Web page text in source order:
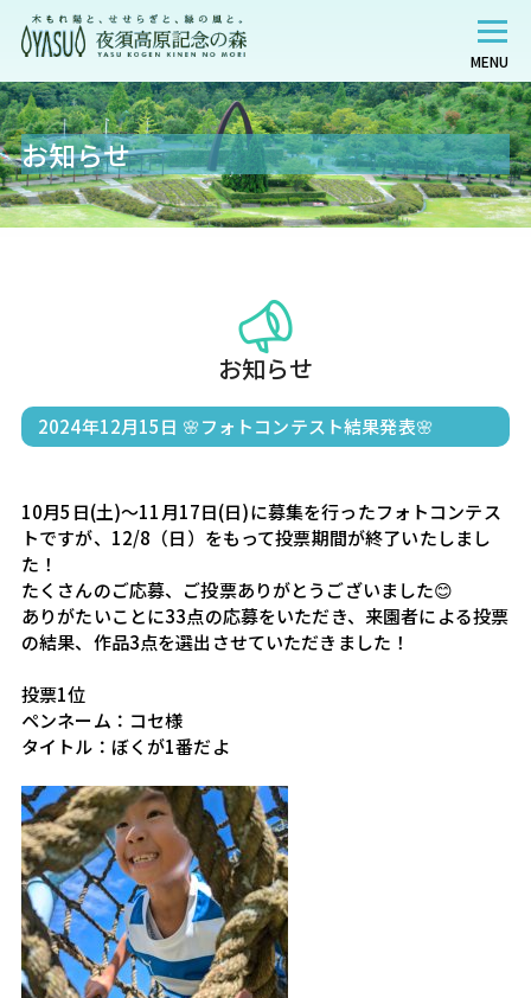
MENU
お知らせ
お知らせ
2024年12月15日 🌸フォトコンテスト結果発表🌸
10月5日(土)～11月17日(日)に募集を行ったフォトコンテス
トですが、12/8（日）をもって投票期間が終了いたしまし
た！
たくさんのご応募、ご投票ありがとうございました😊
ありがたいことに33点の応募をいただき、来園者による投票
の結果、作品3点を選出させていただきました！
投票1位
ペンネーム：コセ様
タイトル：ぼくが1番だよ